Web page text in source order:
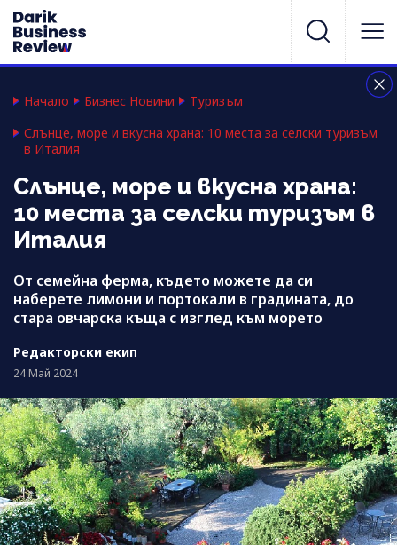
Начало Бизнес Новини
Туризъм
Слънце, море и вкусна храна: 10 места за селски туризъм
в Италия
Слънце, море и вкусна храна:
10 места за селски туризъм в
Италия
От семейна ферма, където можете да си
наберете лимони и портокали в градината, до
стара овчарска къща с изглед към морето
Редакторски екип
24 Май 2024